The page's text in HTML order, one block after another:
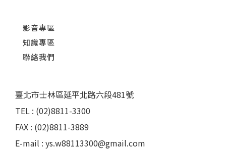
影音專區
知識專區
聯絡我們
臺北市士林區延平北路六段481號
TEL : (02)8811-3300
FAX : (02)8811-3889
E-mail : ys.w88113300@gmail.com